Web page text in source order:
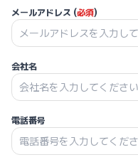
メールアドレス (必須)
会社名
電話番号